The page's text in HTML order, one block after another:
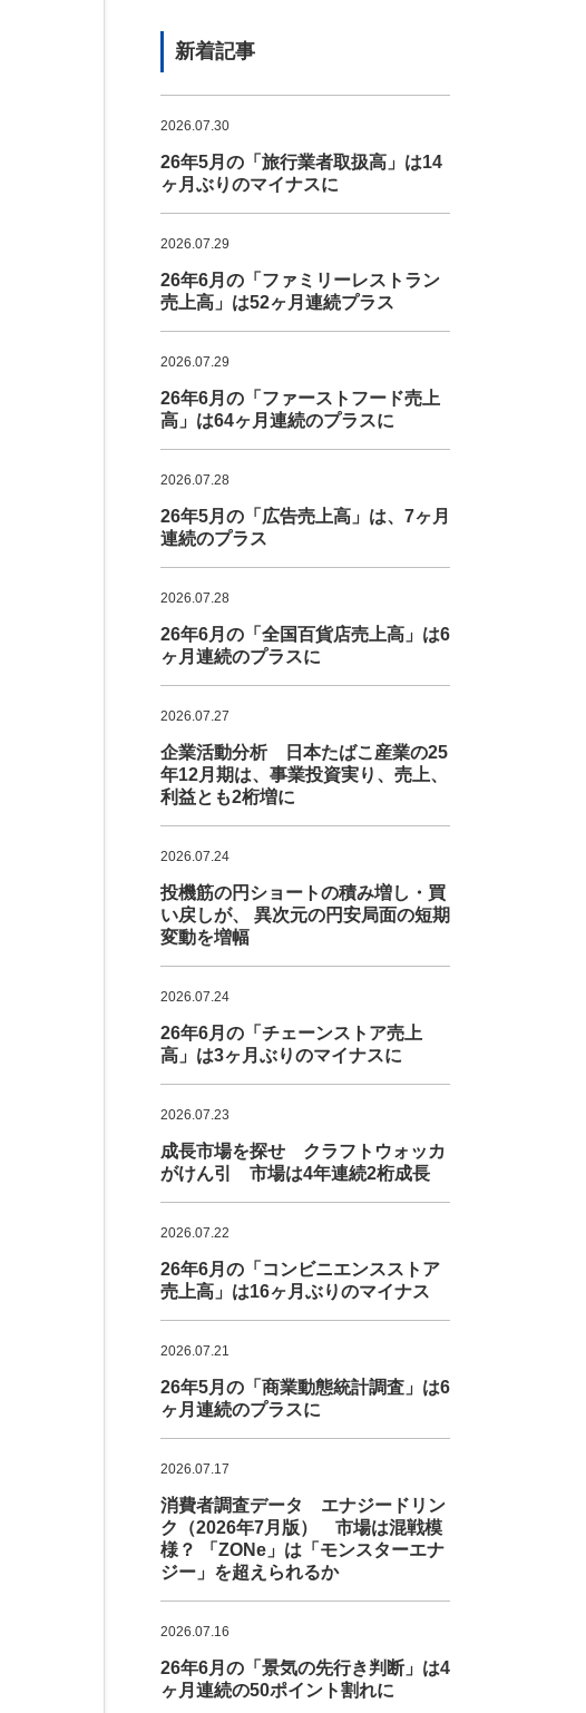
新着記事
2026.07.30
26年5月の「旅行業者取扱高」は14
ヶ月ぶりのマイナスに
2026.07.29
26年6月の「ファミリーレストラン
売上高」は52ヶ月連続プラス
2026.07.29
26年6月の「ファーストフード売上
高」は64ヶ月連続のプラスに
2026.07.28
26年5月の「広告売上高」は、7ヶ月
連続のプラス
2026.07.28
26年6月の「全国百貨店売上高」は6
ヶ月連続のプラスに
2026.07.27
企業活動分析 日本たばこ産業の25
年12月期は、事業投資実り、売上、
利益とも2桁増に
2026.07.24
投機筋の円ショートの積み増し・買
い戻しが、 異次元の円安局面の短期
変動を増幅
2026.07.24
26年6月の「チェーンストア売上
高」は3ヶ月ぶりのマイナスに
2026.07.23
成長市場を探せ クラフトウォッカ
がけん引 市場は4年連続2桁成長
2026.07.22
26年6月の「コンビニエンスストア
売上高」は16ヶ月ぶりのマイナス
2026.07.21
26年5月の「商業動態統計調査」は6
ヶ月連続のプラスに
2026.07.17
消費者調査データ エナジードリン
ク（2026年7月版） 市場は混戦模
様？ 「ZONe」は「モンスターエナ
ジー」を超えられるか
2026.07.16
26年6月の「景気の先行き判断」は4
ヶ月連続の50ポイント割れに